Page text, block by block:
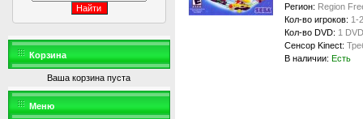
Корзина
Ваша корзина пуста
Меню
Регион: Region
Кол-во игроков: 1-2
Кол-во DVD: 1 DVD
Сенсор Kinect:
В наличии: Есть